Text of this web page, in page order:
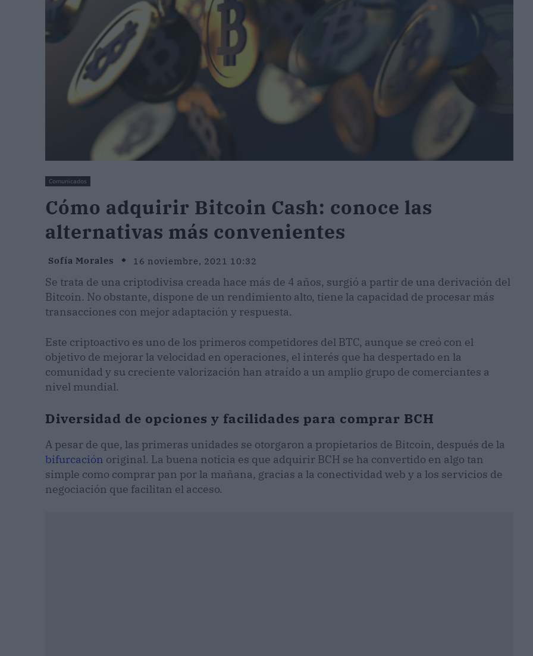
Comunicados
Cómo adquirir Bitcoin Cash: conoce las
alternativas más convenientes
Sofía Morales 16 noviembre, 2021 10:32
Se trata de una criptodivisa creada hace más de 4 años, surgió a partir de una derivación del
Bitcoin. No obstante, dispone de un rendimiento alto, tiene la capacidad de procesar más
transacciones con mejor adaptación y respuesta.
Este criptoactivo es uno de los primeros competidores del BTC, aunque se creó con el
objetivo de mejorar la velocidad en operaciones, el interés que ha despertado en la
comunidad y su creciente valorización han atraído a un amplio grupo de comerciantes a
nivel mundial.
Diversidad de opciones y facilidades para comprar BCH
A pesar de que, las primeras unidades se otorgaron a propietarios de Bitcoin, después de la
bifurcación original. La buena noticia es que adquirir BCH se ha convertido en algo tan
simple como comprar pan por la mañana, gracias a la conectividad web y a los servicios de
negociación que facilitan el acceso.